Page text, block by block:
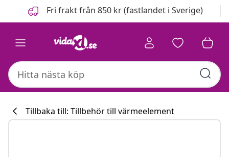
FöregåendeFri frakt från 850 kr (fastlandet i Sverige)
Tillbaka till: Tillbehör till värmeelement